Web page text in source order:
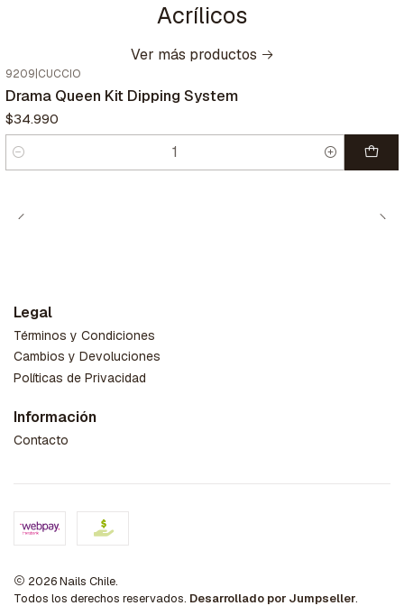
Acrílicos
Ver más productos
9209 CUCCIO
Drama Queen Kit Dipping System
$34.990
Cantidad
Legal
Términos y Condiciones
Cambios y Devoluciones
Políticas de Privacidad
Información
Contacto
2026 Nails Chile.
Todos los derechos reservados. Desarrollado por Jumpseller.